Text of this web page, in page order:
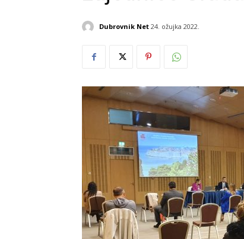
Dubrovnik Net 24. ožujka 2022.